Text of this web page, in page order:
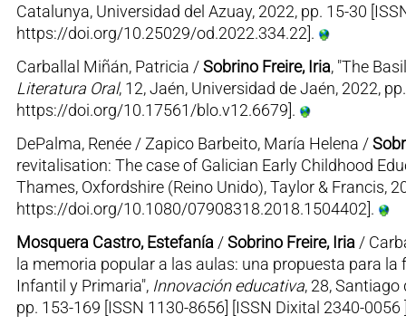
Catalunya, Universidad del Azuay, 2022, pp. 15-30
https://doi.org/10.25029/od.2022.334.22].
Carballal Miñán, Patricia /Sobrino Freire, Iria, "The
Literatura Oral, 12, Jaén, Universidad de Jaén, 2022,
https://doi.org/10.17561/blo.v12.6679].
DePalma, Renée / Zapico Barbeito, María Helena /
revitalisation: The case of Galician Early Childhood
Thames, Oxfordshire (Reino Unido), Taylor & Francis,
https://doi.org/10.1080/07908318.2018.1504402].
Mosquera Castro, Estefanía /Sobrino Freire, Iria /
la memoria popular a las aulas: una propuesta para
Infantil y Primaria", Innovación educativa, 28, Santiago
pp. 153-169 [ISSN 1130-8656] [ISSN Dixital 2340-